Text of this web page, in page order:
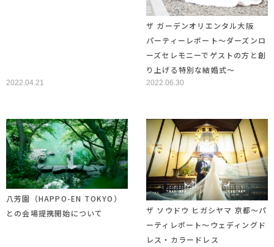
2022.04.21
ザ ガーデンオリエンタル大阪
パーティーレポート～ダーズンロ
ーズセレモニーでゲストの方と創
り上げる特別な結婚式～
2022.06.30
八芳園（HAPPO-EN TOKYO）
との会場提携開始について
ザ ソウドウ ヒガシヤマ 京都～パ
ーティレポート～ウェディングド
レス・カラードレス